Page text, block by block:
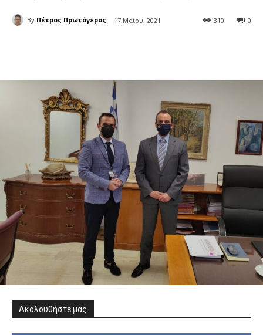
By Πέτρος Πρωτόγερος 17 Μαΐου, 2021 0
310
Ακολουθήστε μας